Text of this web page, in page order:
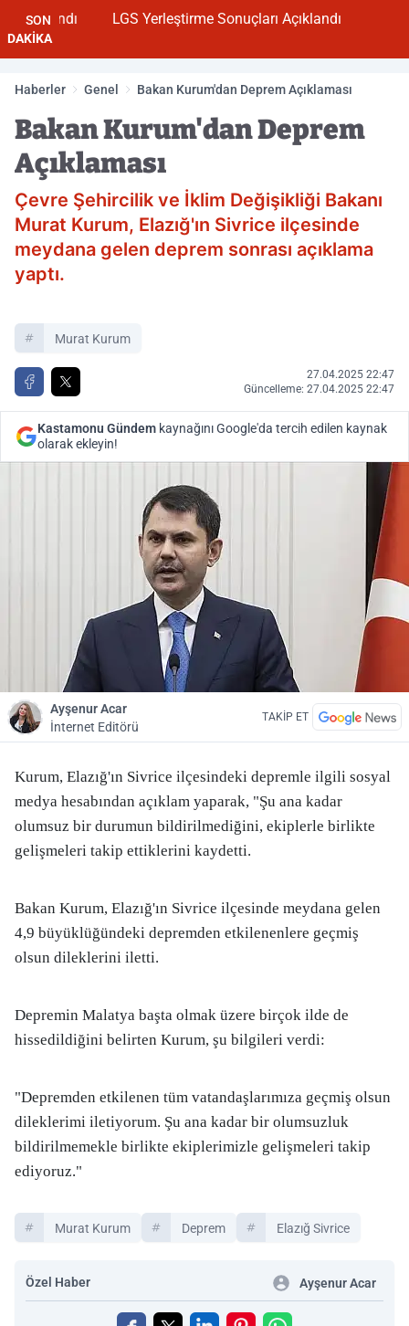
SON
DAKİKA
LGS Yerleştirme Sonuçları Açıklandı
Haberler Genel Bakan Kurum'dan Deprem Açıklaması
Bakan Kurum'dan Deprem
Açıklaması
Çevre Şehircilik ve İklim Değişikliği Bakanı
Murat Kurum, Elazığ'ın Sivrice ilçesinde
meydana gelen deprem sonrası açıklama
yaptı.
Murat Kurum
27.04.2025 22:47
Güncelleme: 27.04.2025 22:47
Kastamonu Gündem kaynağını Google'da tercih edilen kaynak
olarak ekleyin!
Ayşenur Acar
İnternet Editörü
TAKİP ET
Kurum, Elazığ'ın Sivrice ilçesindeki depremle ilgili sosyal
medya hesabından açıklam yaparak, "Şu ana kadar
olumsuz bir durumun bildirilmediğini, ekiplerle birlikte
gelişmeleri takip ettiklerini kaydetti.
Bakan Kurum, Elazığ'ın Sivrice ilçesinde meydana gelen
4,9 büyüklüğündeki depremden etkilenenlere geçmiş
olsun dileklerini iletti.
Depremin Malatya başta olmak üzere birçok ilde de
hissedildiğini belirten Kurum, şu bilgileri verdi:
"Depremden etkilenen tüm vatandaşlarımıza geçmiş olsun
dileklerimi iletiyorum. Şu ana kadar bir olumsuzluk
bildirilmemekle birlikte ekiplerimizle gelişmeleri takip
ediyoruz."
Murat Kurum Deprem Elazığ Sivrice
Özel Haber Ayşenur Acar